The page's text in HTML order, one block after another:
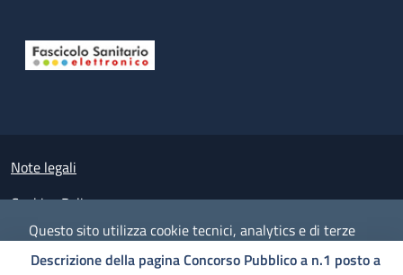
Questo sito utilizza cookie tecnici, analytics e di terze
parti.Proseguendo nella navigazione accetti l'utilizzo dei
cookie.
Descrizione della pagina Concorso Pubblico a n.1 posto a
Small prints
Note legali
Cookies Policy
Policy privacy e protezione del dato personale